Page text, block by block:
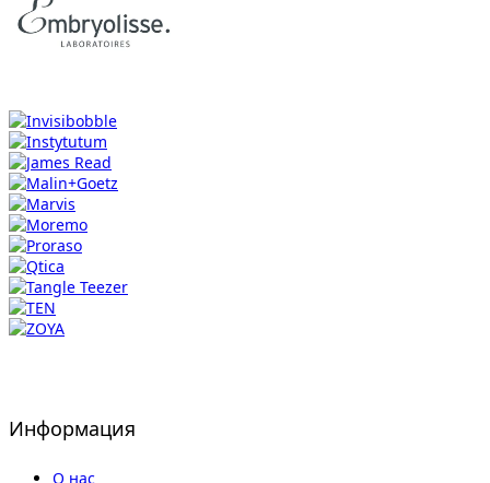
Информация
О нас